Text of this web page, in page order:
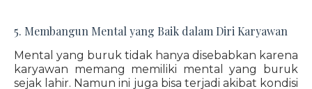
5. Membangun Mental yang Baik dalam Diri Karyawan
Mental yang buruk tidak hanya disebabkan karena
karyawan memang memiliki mental yang buruk
sejak lahir. Namun ini juga bisa terjadi akibat kondisi